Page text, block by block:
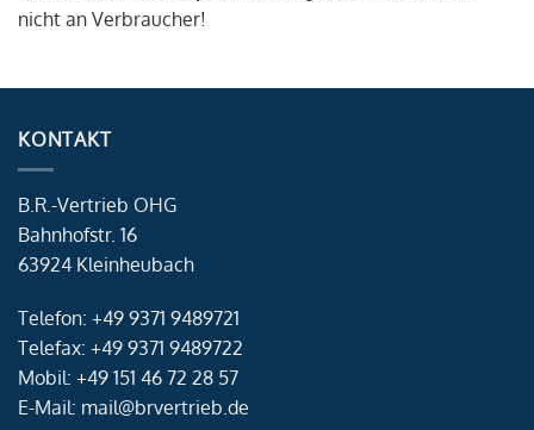
nicht an Verbraucher!
KONTAKT
B.R.-Vertrieb OHG
Bahnhofstr. 16
63924 Kleinheubach
Telefon: +49 9371 9489721
Telefax: +49 9371 9489722
Mobil: +49 151 46 72 28 57
E-Mail: mail@brvertrieb.de